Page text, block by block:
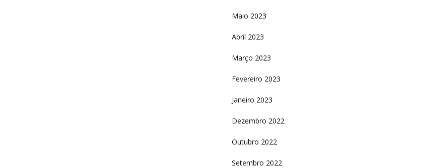
Maio 2023
Abril 2023
Março 2023
Fevereiro 2023
Janeiro 2023
Dezembro 2022
Outubro 2022
Setembro 2022